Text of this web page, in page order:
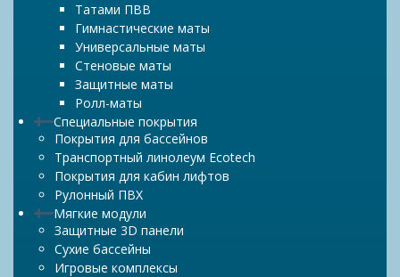
Татами ПВВ
Гимнастические маты
Универсальные маты
Стеновые маты
Защитные маты
Ролл-маты
Специальные покрытия
Покрытия для бассейнов
Транспортный линолеум Ecotech
Покрытия для кабин лифтов
Рулонный ПВХ
Мягкие модули
Защитные 3D панели
Сухие бассейны
Игровые комплексы